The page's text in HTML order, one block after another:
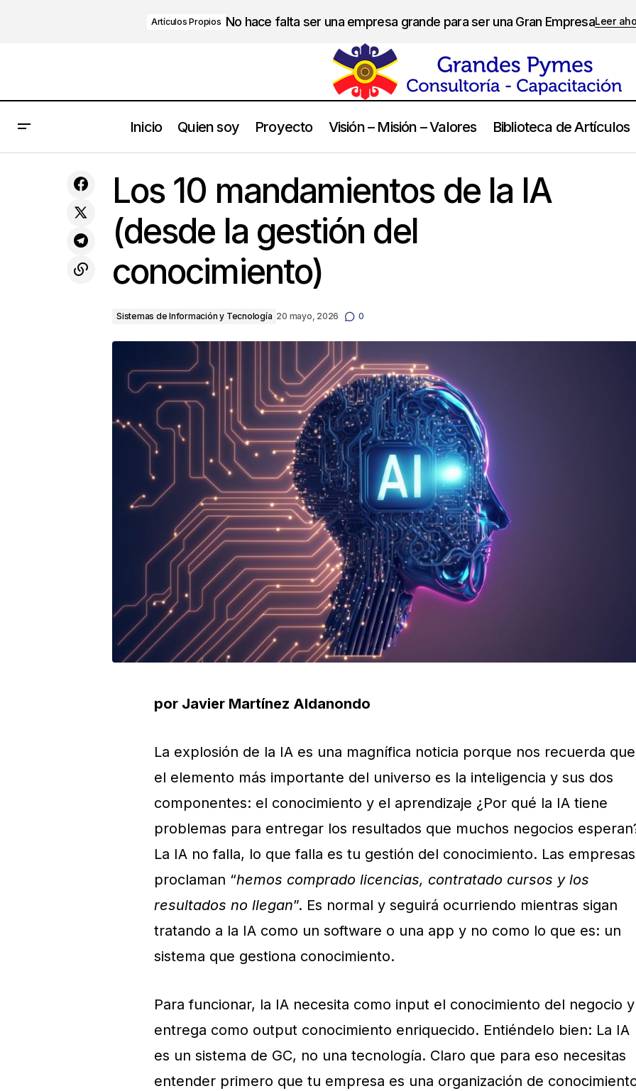
Artículos Propios No hace falta ser una empresa grande para ser una Gran EmpresaLeer
Inicio Quien soy Proyecto Visión – Misión – Valores Biblioteca de Artículos
mismas preguntas esperando obtener
respuestas distintas?
Sistemas de Información y Tecnología Los 10 mandamientos de la IA (desde la
Los 10 mandamientos de la IA
(desde la gestión del
conocimiento)
Sistemas de Información y Tecnología 20 mayo, 2026 0
por Javier Martínez Aldanondo
La explosión de la IA es una magnífica noticia porque nos recuerda que
el elemento más importante del universo es la inteligencia y sus dos
componentes: el conocimiento y el aprendizaje ¿Por qué la IA tiene
problemas para entregar los resultados que muchos negocios
La IA no falla, lo que falla es tu gestión del conocimiento. Las empresas
proclaman “hemos comprado licencias, contratado cursos y los
resultados no llegan”. Es normal y seguirá ocurriendo mientras sigan
tratando a la IA como un software o una app y no como lo que es: un
sistema que gestiona conocimiento.
Para funcionar, la IA necesita como input el conocimiento del negocio y
entrega como output conocimiento enriquecido. Entiéndelo bien: La IA
es un sistema de GC, no una tecnología. Claro que para eso necesitas
entender primero que tu empresa es una organización de